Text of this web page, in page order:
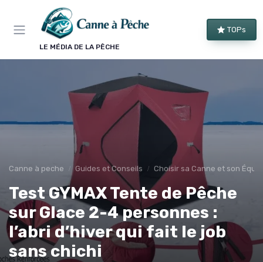
LE MÉDIA DE LA PÊCHE
TOPs
Canne à peche Guides et Conseils Choisir sa Canne et son
Test GYMAX Tente de Pêche
sur Glace 2-4 personnes :
l’abri d’hiver qui fait le job
sans chichi
Panneau de gestion des cookies